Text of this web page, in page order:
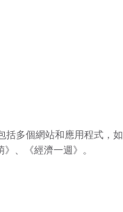
括多個網站和應用程式，如
《經濟一週》 。